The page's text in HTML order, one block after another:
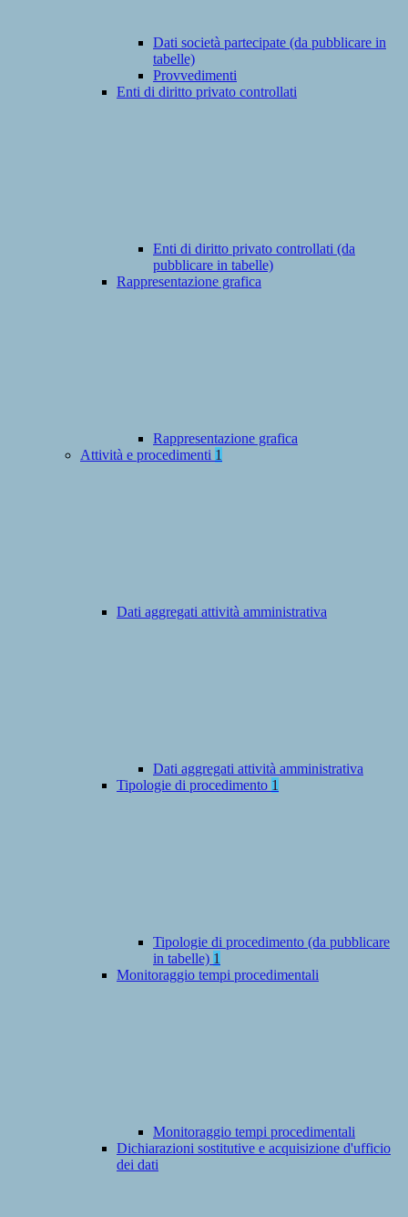
Dati società partecipate (da pubblicare in
tabelle)
Provvedimenti
Enti di diritto privato controllati
Enti di diritto privato controllati (da
pubblicare in tabelle)
Rappresentazione grafica
Rappresentazione grafica
Attività e procedimenti 1
Dati aggregati attività amministrativa
Dati aggregati attività amministrativa
Tipologie di procedimento 1
Tipologie di procedimento (da pubblicare
in tabelle) 1
Monitoraggio tempi procedimentali
Monitoraggio tempi procedimentali
Dichiarazioni sostitutive e acquisizione d'ufficio
dei dati